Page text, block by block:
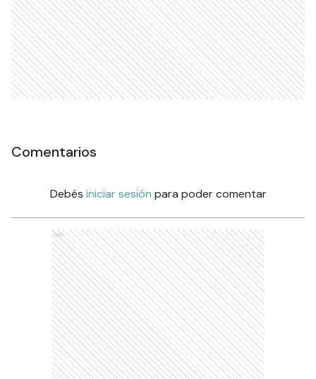
Comentarios
Debés iniciar sesión para poder comentar
Ads